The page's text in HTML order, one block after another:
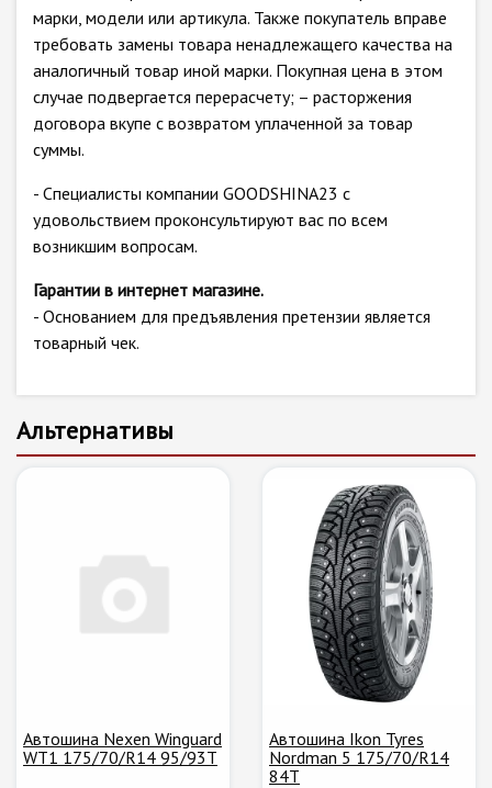
марки, модели или артикула. Также покупатель вправе
требовать замены товара ненадлежащего качества на
аналогичный товар иной марки. Покупная цена в этом
случае подвергается перерасчету; – расторжения
договора вкупе с возвратом уплаченной за товар
суммы.
- Специалисты компании GOODSHINA23 с
удовольствием проконсультируют вас по всем
возникшим вопросам.
Гарантии в интернет магазине.
- Основанием для предъявления претензии является
товарный чек.
Альтернативы
Автошина Nexen Winguard
WT1 175/70/R14 95/93T
Автошина Ikon Tyres
Nordman 5 175/70/R14
84T